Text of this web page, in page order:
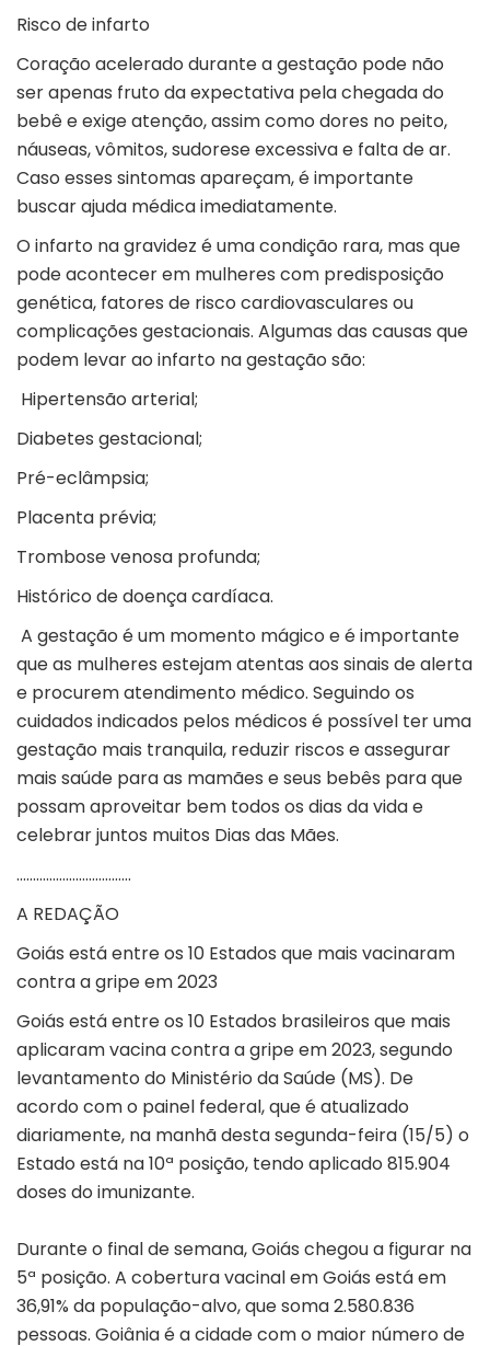
Risco de infarto
Coração acelerado durante a gestação pode não
ser apenas fruto da expectativa pela chegada do
bebê e exige atenção, assim como dores no peito,
náuseas, vômitos, sudorese excessiva e falta de ar.
Caso esses sintomas apareçam, é importante
buscar ajuda médica imediatamente.
O infarto na gravidez é uma condição rara, mas que
pode acontecer em mulheres com predisposição
genética, fatores de risco cardiovasculares ou
complicações gestacionais. Algumas das causas que
podem levar ao infarto na gestação são:
Hipertensão arterial;
Diabetes gestacional;
Pré-eclâmpsia;
Placenta prévia;
Trombose venosa profunda;
Histórico de doença cardíaca.
A gestação é um momento mágico e é importante
que as mulheres estejam atentas aos sinais de alerta
e procurem atendimento médico. Seguindo os
cuidados indicados pelos médicos é possível ter uma
gestação mais tranquila, reduzir riscos e assegurar
mais saúde para as mamães e seus bebês para que
possam aproveitar bem todos os dias da vida e
celebrar juntos muitos Dias das Mães.
……………………………..
A REDAÇÃO
Goiás está entre os 10 Estados que mais vacinaram
contra a gripe em 2023
Goiás está entre os 10 Estados brasileiros que mais
aplicaram vacina contra a gripe em 2023, segundo
levantamento do Ministério da Saúde (MS). De
acordo com o painel federal, que é atualizado
diariamente, na manhã desta segunda-feira (15/5) o
Estado está na 10ª posição, tendo aplicado 815.904
doses do imunizante.
Durante o final de semana, Goiás chegou a figurar na
5ª posição. A cobertura vacinal em Goiás está em
36,91% da população-alvo, que soma 2.580.836
pessoas. Goiânia é a cidade com o maior número de